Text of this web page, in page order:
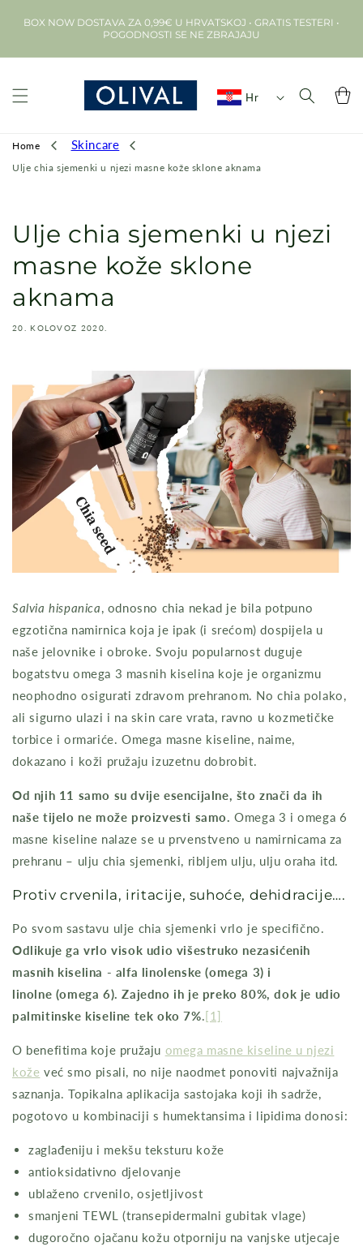
sadržajBOX NOW DOSTAVA ZA 0,99€ U HRVATSKOJ • GRATIS TESTERI •
POGODNOSTI SE NE ZBRAJAJU
Hr Košarica
Home Skincare
Ulje chia sjemenki u njezi masne kože sklone aknama
Ulje chia sjemenki u njezi
masne kože sklone
aknama
20. KOLOVOZ 2020.
Salvia hispanica, odnosno chia nekad je bila potpuno
egzotična namirnica koja je ipak (i srećom) dospijela u
naše jelovnike i obroke. Svoju popularnost duguje
bogatstvu omega 3 masnih kiselina koje je organizmu
neophodno osigurati zdravom prehranom. No chia polako,
ali sigurno ulazi i na skin care vrata, ravno u kozmetičke
torbice i ormariće. Omega masne kiseline, naime,
dokazano i koži pružaju izuzetnu dobrobit.
Od njih 11 samo su dvije esencijalne, što znači da ih
naše tijelo ne može proizvesti samo. Omega 3 i omega 6
masne kiseline nalaze se u prvenstveno u namirnicama za
prehranu – ulju chia sjemenki, ribljem ulju, ulju oraha itd.
Protiv crvenila, iritacije, suhoće, dehidracije….
Po svom sastavu ulje chia sjemenki vrlo je specifično.
Odlikuje ga vrlo visok udio višestruko nezasićenih
masnih kiselina - alfa linolenske (omega 3) i
linolne (omega 6). Zajedno ih je preko 80%, dok je udio
palmitinske kiseline tek oko 7%.[1]
O benefitima koje pružaju omega masne kiseline u njezi
kože već smo pisali, no nije naodmet ponoviti najvažnija
saznanja. Topikalna aplikacija sastojaka koji ih sadrže,
pogotovo u kombinaciji s humektansima i lipidima donosi:
zaglađeniju i mekšu teksturu kože
antioksidativno djelovanje
ublaženo crvenilo, osjetljivost
smanjeni TEWL (transepidermalni gubitak vlage)
dugoročno ojačanu kožu otporniju na vanjske utjecaje